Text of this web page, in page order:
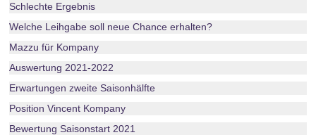
Schlechte Ergebnis
Welche Leihgabe soll neue Chance erhalten?
Mazzu für Kompany
Auswertung 2021-2022
Erwartungen zweite Saisonhälfte
Position Vincent Kompany
Bewertung Saisonstart 2021